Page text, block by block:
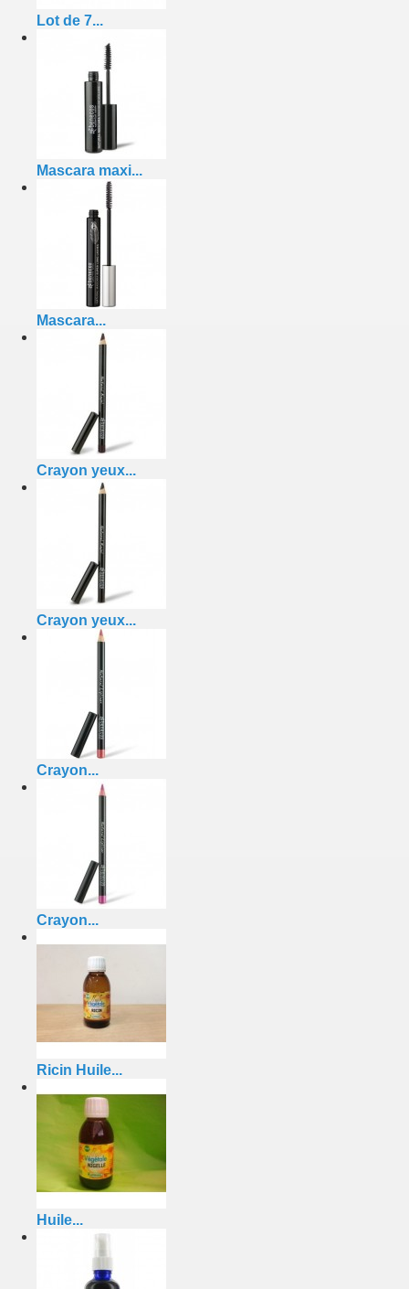
Lot de 7...
Mascara maxi...
Mascara...
Crayon yeux...
Crayon yeux...
Crayon...
Crayon...
Ricin Huile...
Huile...